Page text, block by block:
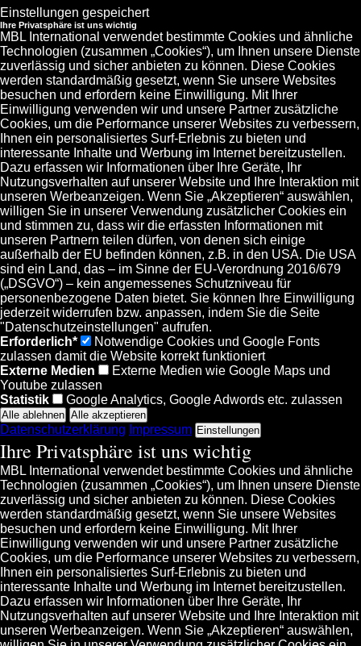
Einstellungen gespeichert
Ihre Privatsphäre ist uns wichtig
MBL International verwendet bestimmte Cookies und ähnliche
Technologien (zusammen „Cookies“), um Ihnen unsere Dienste
zuverlässig und sicher anbieten zu können. Diese Cookies
werden standardmäßig gesetzt, wenn Sie unsere Websites
besuchen und erfordern keine Einwilligung. Mit Ihrer
Einwilligung verwenden wir und unsere Partner zusätzliche
Cookies, um die Performance unserer Websites zu verbessern,
Ihnen ein personalisiertes Surf-Erlebnis zu bieten und
interessante Inhalte und Werbung im Internet bereitzustellen.
Dazu erfassen wir Informationen über Ihre Geräte, Ihr
Nutzungsverhalten auf unserer Website und Ihre Interaktion mit
unseren Werbeanzeigen. Wenn Sie „Akzeptieren“ auswählen,
willigen Sie in unserer Verwendung zusätzlicher Cookies ein
und stimmen zu, dass wir die erfassten Informationen mit
unseren Partnern teilen dürfen, von denen sich einige
außerhalb der EU befinden können, z.B. in den USA. Die USA
sind ein Land, das – im Sinne der EU-Verordnung 2016/679
(„DSGVO“) – kein angemessenes Schutzniveau für
personenbezogene Daten bietet. Sie können Ihre Einwilligung
jederzeit widerrufen bzw. anpassen, indem Sie die Seite
"Datenschutzeinstellungen" aufrufen.
Erforderlich*
Notwendige Cookies und Google Fonts
zulassen damit die Website korrekt funktioniert
Externe Medien
Externe Medien wie Google Maps und
Youtube zulassen
Statistik
Google Analytics, Google Adwords etc. zulassen
Datenschutzerklärung Impressum Einstellungen
Ihre Privatsphäre ist uns wichtig
MBL International verwendet bestimmte Cookies und ähnliche
Technologien (zusammen „Cookies“), um Ihnen unsere Dienste
zuverlässig und sicher anbieten zu können. Diese Cookies
werden standardmäßig gesetzt, wenn Sie unsere Websites
besuchen und erfordern keine Einwilligung. Mit Ihrer
Einwilligung verwenden wir und unsere Partner zusätzliche
Cookies, um die Performance unserer Websites zu verbessern,
Ihnen ein personalisiertes Surf-Erlebnis zu bieten und
interessante Inhalte und Werbung im Internet bereitzustellen.
Dazu erfassen wir Informationen über Ihre Geräte, Ihr
Nutzungsverhalten auf unserer Website und Ihre Interaktion mit
unseren Werbeanzeigen. Wenn Sie „Akzeptieren“ auswählen,